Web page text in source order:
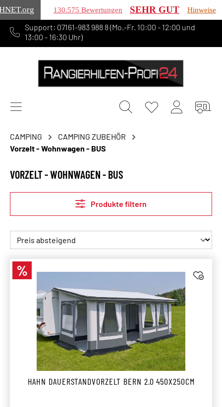
.org 130.575 Bewertungen SEHR GUT Hinweise
springen
Support: 07161-983 988 8 (Mo.-Fr. 10:00 - 12:00 und
13:00 - 16:30 Uhr)
CAMPING
CAMPING ZUBEHÖR
Vorzelt - Wohnwagen - BUS
VORZELT - WOHNWAGEN - BUS
Produkte filtern
Rabatt
%
HAHN DAUERSTANDVORZELT BERN 2.0 450X250CM